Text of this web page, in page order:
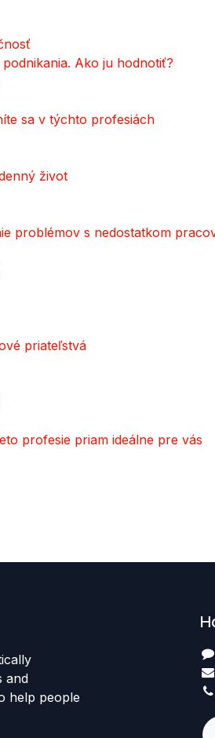
Ako ju hodnotiť?
sa v týchto profesiách
život
problémov s nedostatkom
priateľstvá
profesie priam ideálne pre vás
and
help people